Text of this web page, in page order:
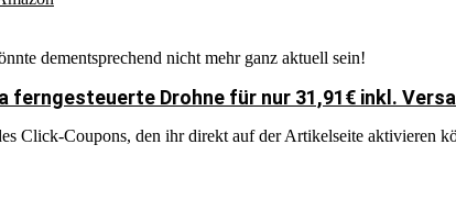
dementsprechend nicht mehr ganz aktuell sein!
ferngesteuerte Drohne für nur 31,91€ inkl.
Click-Coupons, den ihr direkt auf der Artikelseite aktivieren